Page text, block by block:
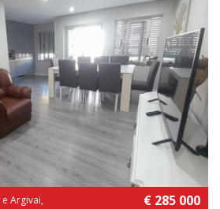
Argivai,
€ 285 000